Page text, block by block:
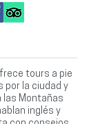
tours a pie
por la ciudad y
las Montañas
inglés y